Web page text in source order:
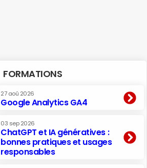
FORMATIONS
27 aoû 2026
Google Analytics GA4
03 sep 2026
ChatGPT et IA génératives :
bonnes pratiques et usages
responsables